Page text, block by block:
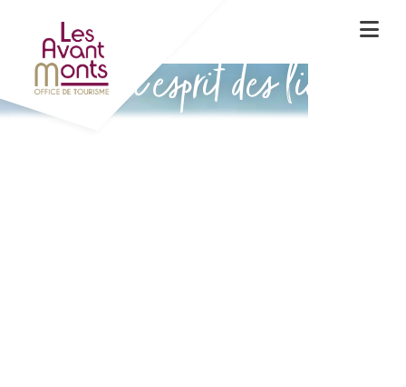
Vivez l'esprit des lieux